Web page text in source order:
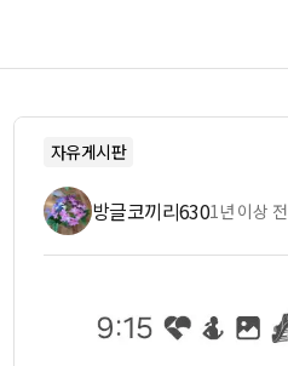
자유게시판
방글코끼리6301년 이상 전